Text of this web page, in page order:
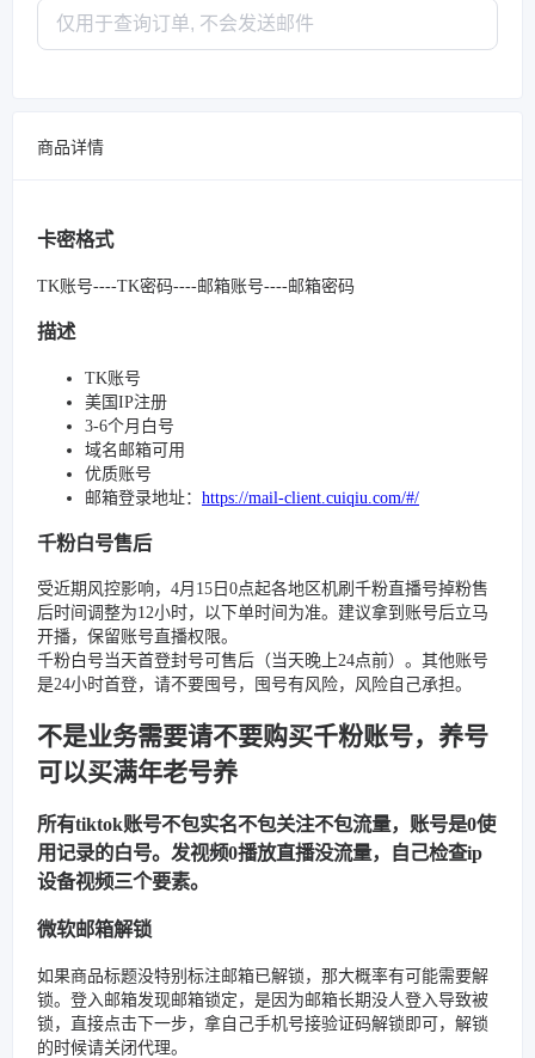
商品详情
卡密格式
TK账号----TK密码----邮箱账号----邮箱密码
描述
TK账号
美国IP注册
3-6个月白号
域名邮箱可用
优质账号
邮箱登录地址： https://mail-client.cuiqiu.com/#/
千粉白号售后
受近期风控影响，4月15日0点起各地区机刷千粉直播号掉粉售
后时间调整为12小时，以下单时间为准。建议拿到账号后立马
开播，保留账号直播权限。
千粉白号当天首登封号可售后（当天晚上24点前）。其他账号
是24小时首登，请不要囤号，囤号有风险，风险自己承担。
不是业务需要请不要购买千粉账号，养号
可以买满年老号养
所有tiktok账号不包实名不包关注不包流量，账号是0使
用记录的白号。发视频0播放直播没流量，自己检查ip
设备视频三个要素。
微软邮箱解锁
如果商品标题没特别标注邮箱已解锁，那大概率有可能需要解
锁。登入邮箱发现邮箱锁定，是因为邮箱长期没人登入导致被
锁，直接点击下一步，拿自己手机号接验证码解锁即可，解锁
的时候请关闭代理。